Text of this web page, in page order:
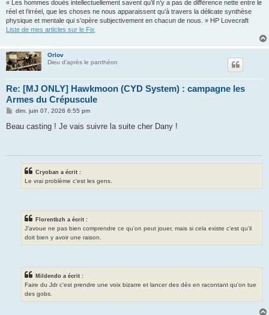
« Les hommes doués intellectuellement savent qu’il n’y a pas de différence nette entre le
réel et l’irréel, que les choses ne nous apparaissent qu’à travers la délicate synthèse
physique et mentale qui s’opère subjectivement en chacun de nous. » HP Lovecraft
Liste de mes articles sur le Fix
Orlov
Dieu d'après le panthéon
Re: [MJ ONLY] Hawkmoon (CYD System) : campagne les
Armes du Crépuscule
M
s
dim. juin 07, 2026 6:55 pm
Beau casting ! Je vais suivre la suite cher Dany !
Cryoban a écrit :
Le vrai problème c'est les gens.
Florentbzh a écrit :
J'avoue ne pas bien comprendre ce qu'on peut jouer, mais si cela existe c'est qu'il
doit bien y avoir une raison.
Mildendo a écrit :
Faire du Jdr c'est prendre une voix bizarre et lancer des dés en racontant qu'on tue
des gobs.